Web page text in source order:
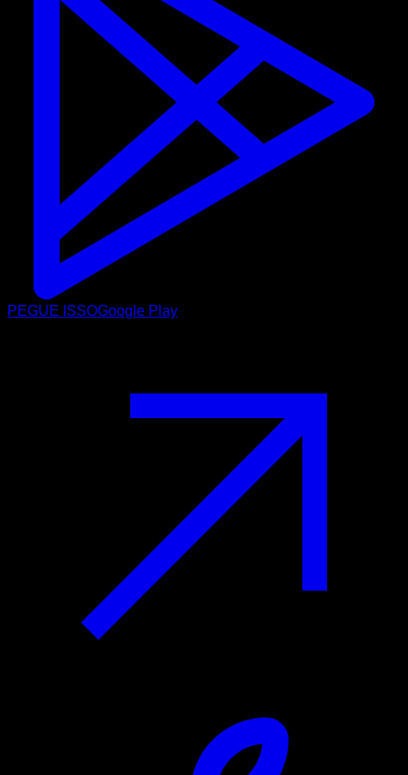
PEGUE ISSOGoogle Play